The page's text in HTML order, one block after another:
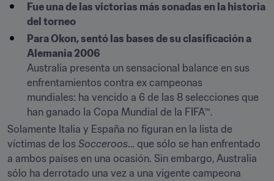
Fue una de las victorias más sonadas en la historia
del torneo
Para Okon, sentó las bases de su clasificación a
Alemania 2006
Australia presenta un sensacional balance en sus
enfrentamientos contra ex campeonas
mundiales: ha vencido a 6 de las 8 selecciones que
han ganado la Copa Mundial de la FIFA™.
Solamente Italia y España no figuran en la lista de
víctimas de los Socceroos… que sólo se han enfrentado
a ambos países en una ocasión. Sin embargo, Australia
sólo ha derrotado una vez a una vigente campeona